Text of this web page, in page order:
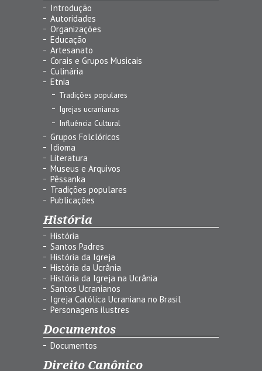
Introdução
Autoridades
Organizações
Educação
Artesanato
Corais e Grupos Musicais
Culinária
Etnia
Tradições populares
Igrejas ucranianas
Influência Cultural
Grupos Folclóricos
Idioma
Literatura
Museus e Arquivos
Pêssanka
Tradições populares
Publicações
História
História
Santos Padres
História da Igreja
História da Ucrânia
História da Igreja na Ucrânia
Santos Ucranianos
Igreja Católica Ucraniana no Brasil
Personagens ilustres
Documentos
Documentos
Direito Canônico